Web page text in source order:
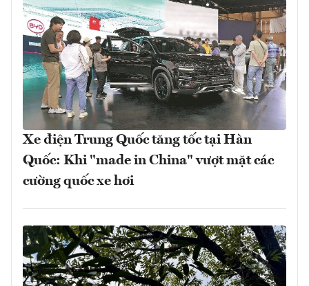
Xe điện Trung Quốc tăng tốc tại Hàn
Quốc: Khi "made in China" vượt mặt các
cường quốc xe hơi